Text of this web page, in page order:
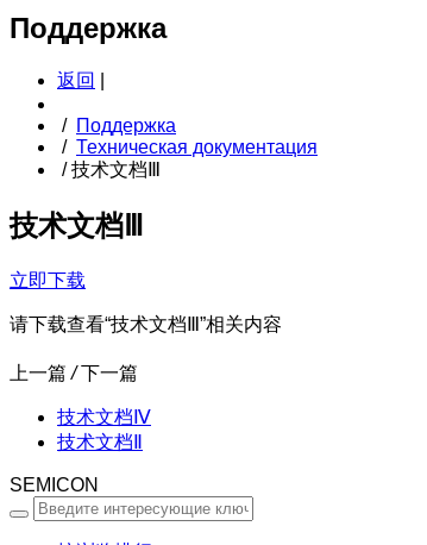
Поддержка
返回
/ Поддержка
/ Техническая документация
/技术文档Ⅲ
技术文档Ⅲ
立即下载
请下载查看“技术文档Ⅲ”相关内容
上一篇 /下一篇
技术文档Ⅳ
技术文档Ⅱ
SEMICON